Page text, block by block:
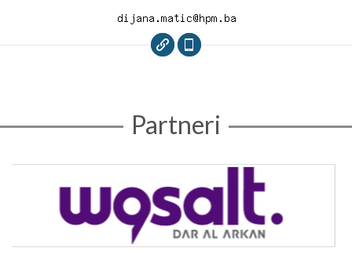
Partneri